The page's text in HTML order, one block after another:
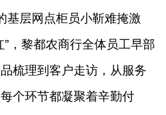
基层网点柜员小靳难掩激
”，黎都农商行全体员工早部
梳理到客户走访，从服务
个环节都凝聚着辛勤付